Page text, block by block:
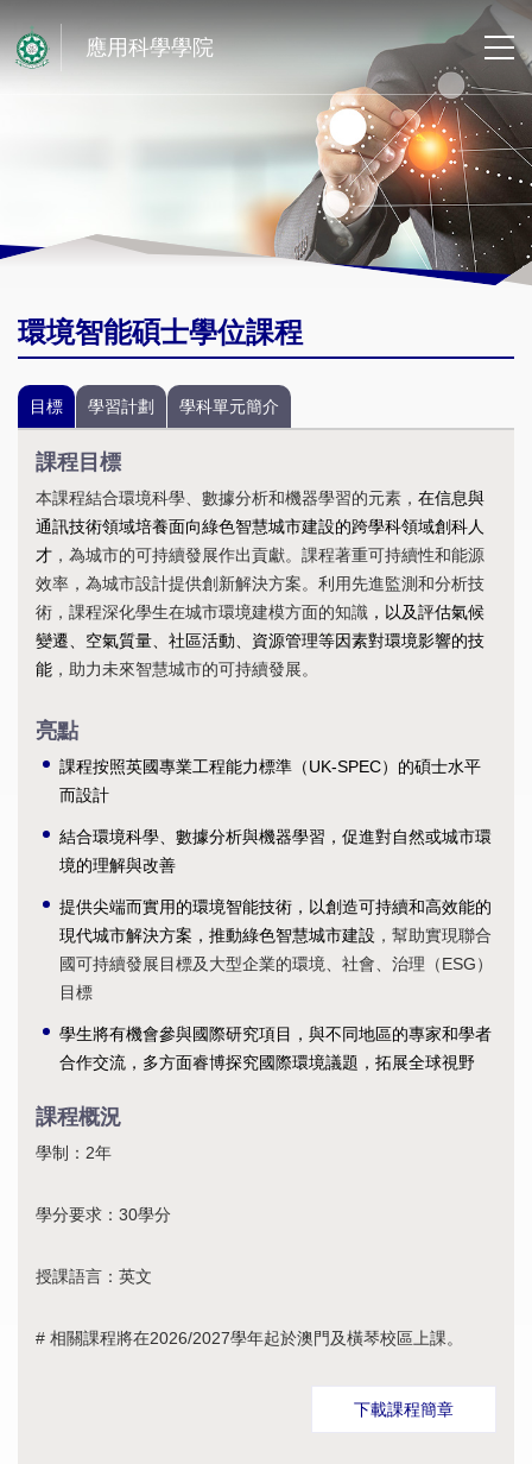
應用科學學院
環境智能碩士學位課程
目標 學習計劃 學科單元簡介
課程目標
本課程結合環境科學、數據分析和機器學習的元素， 在信息與
通訊技術領域培養面向綠色智慧城市建設的跨學科領域創科人
才 ，為城市的可持續發展作出貢獻。課程著重可持續性和能源
效率，為城市設計提供創新解決方案。利用先進監測和分析技
術，課程深化學生在城市環境建模方面的知識 ，以及評估氣候
變遷、空氣質量、社區活動、資源管理等因素對環境影響的技
能 ，助力未來智慧城市的可持續發展。
亮點
課程按照英國專業工程能力標準（UK-SPEC）的碩士水平
而設計
結合環境科學、數據分析與機器學習，促進對自然或城市環
境的理解與改善
提供尖端而實用的環境智能技術，以創造可持續和高效能的
現代城市解決方案，推動綠色智慧城市建設 ，幫助實現聯合
國可持續發展目標及大型企業的環境、社會、治理（ESG）
目標
學生將有機會參與國際研究項目，與不同地區的專家和學者
合作交流，多方面睿博探究國際環境議題，拓展全球視野
課程概況
學制：2年
學分要求：30學分
授課語言：英文
# 相關課程將在2026/2027學年起於澳門及橫琴校區上課。
下載課程簡章